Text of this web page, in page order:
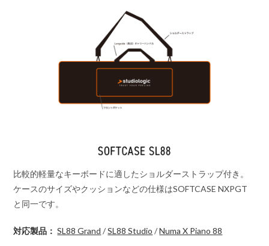
比較的軽量なキーボードに適したショルダーストラップ付き。
ケースのサイズやクッションなどの仕様はSOFTCASE NXPGT
と同一です。
対応製品： SL88 Grand /SL88 Studio /Numa X Piano 88